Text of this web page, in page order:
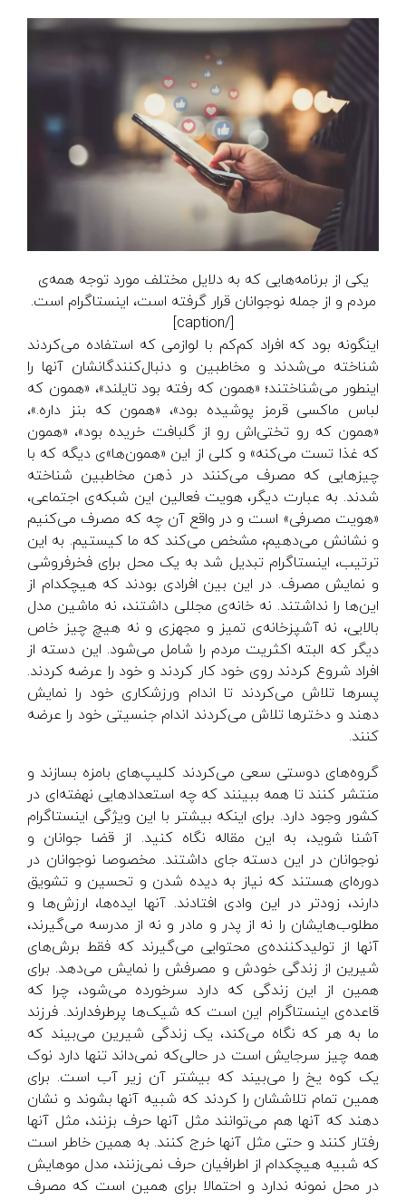
یکی از برنامه‌هایی که به دلایل مختلف مورد توجه همه‌ی
مردم و از جمله نوجوانان قرار گرفته است، اینستاگرام است.
[/caption]
اینگونه بود که افراد کم‌کم با لوازمی که استفاده می‌کردند
شناخته می‌شدند و مخاطبین و دنبال‌کنندگانشان آنها را
اینطور می‌شناختند؛ «همون که رفته بود تایلند»، «همون که
لباس ماکسی قرمز پوشیده بود»، «همون که بنز داره.»،
«همون که رو تختی‌اش رو از گلبافت خریده بود»، «همون
که غذا تست می‌کنه» و کلی از این «همون‌ها»ی دیگه که با
چیزهایی که مصرف می‌کنند در ذهن مخاطبین شناخته
شدند. به عبارت دیگر، هویت فعالین این شبکه‌ی اجتماعی،
«هویت مصرفی» است و در واقع آن چه که مصرف می‌کنیم
و نشانش می‌دهیم، مشخص می‌کند که ما کیستیم. به این
ترتیب، اینستاگرام تبدیل شد به یک محل برای فخرفروشی
و نمایش مصرف. در این بین افرادی بودند که هیچکدام از
این‌ها را نداشتند. نه خانه‎‌ی مجللی داشتند، نه ماشین مدل
بالایی، نه آشپزخانه‌ی تمیز و مجهزی و نه هیچ چیز خاص
دیگر که البته اکثریت مردم را شامل می‌شود. این دسته از
افراد شروع کردند روی خود کار کردند و خود را عرضه کردند.
پسرها تلاش می‌کردند تا اندام ورزشکاری خود را نمایش
دهند و دخترها تلاش می‌کردند اندام جنسیتی خود را عرضه
کنند.
گروه‌های دوستی سعی می‌کردند کلیپ‌های بامزه بسازند و
منتشر کنند تا همه ببینند که چه استعدادهایی نهفته‌ای در
کشور وجود دارد. برای اینکه بیشتر با این ویژگی اینستاگرام
آشنا شوید، به این مقاله نگاه کنید. از قضا جوانان و
نوجوانان در این دسته جای داشتند. مخصوصا نوجوانان در
دوره‌ای هستند که نیاز به دیده شدن و تحسین و تشویق
دارند، زودتر در این وادی افتادند. آنها ایده‌ها، ارزش‌ها و
مطلوب‌هایشان را نه از پدر و مادر و نه از مدرسه می‌گیرند،
آنها از تولیدکننده‌ی محتوایی می‌گیرند که فقط برش‌های
شیرین از زندگی خودش و مصرفش را نمایش می‌دهد. برای
همین از این زندگی که دارد سرخورده می‌شود، چرا که
قاعده‌ی اینستاگرام این است که شیک‌ها پرطرفدارند. فرزند
ما به هر که نگاه می‌کند، یک زندگی شیرین می‌بیند که
همه چیز سرجایش است در حالی‌که نمی‌داند تنها دارد نوک
یک کوه یخ را می‌بیند که بیشتر آن زیر آب است. برای
همین تمام تلاششان را کردند که شبیه آنها بشوند و نشان
دهند که آنها هم می‌توانند مثل آنها حرف بزنند، مثل آنها
رفتار کنند و حتی مثل آنها خرج کنند. به همین خاطر است
که شبیه هیچکدام از اطرافیان حرف نمی‌زنند، مدل موهایش
در محل نمونه ندارد و احتمالا برای همین است که مصرف